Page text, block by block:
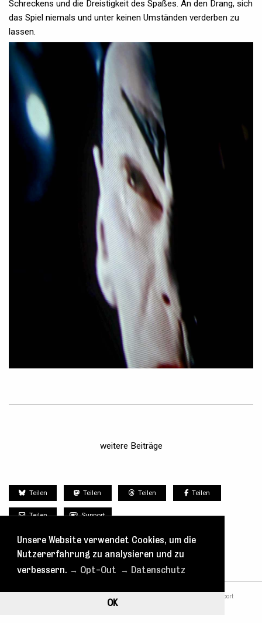
Unsere Website verwendet Cookies, um die
Nutzererfahrung zu analysieren und zu
verbessern. → Opt-Out → Datenschutz
OK
Schreckens und die Dreistigkeit des Spaßes. An den Drang, sich
das Spiel niemals und unter keinen Umständen verderben zu
lassen.
weitere Beiträge
Teilen Teilen Teilen Teilen
Teilen Support
Support